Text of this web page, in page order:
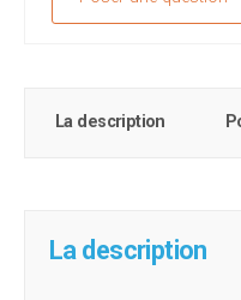
La description
La description